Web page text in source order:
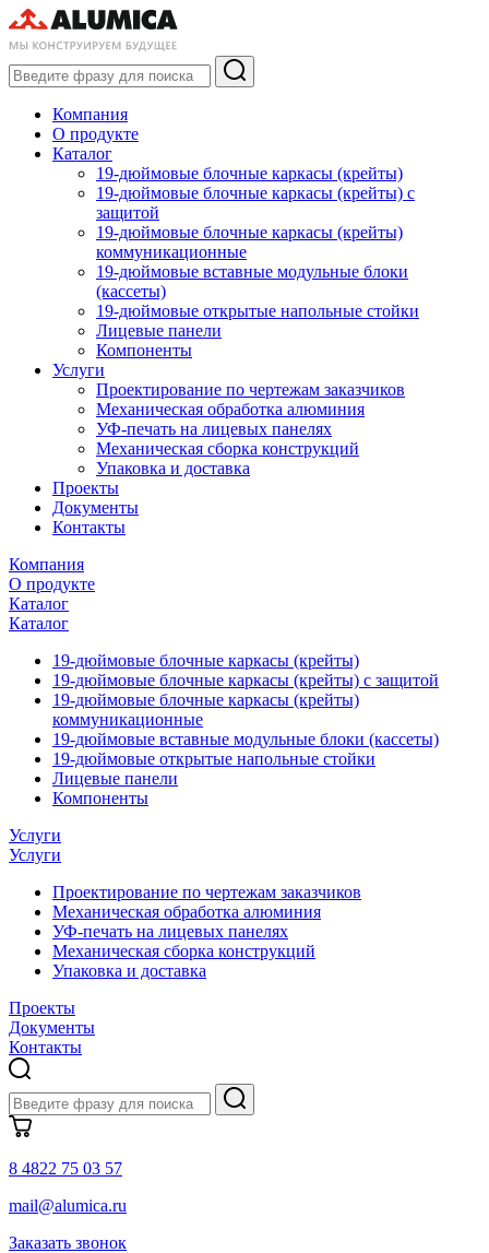
Компания
О продукте
Каталог
19-дюймовые блочные каркасы (крейты)
19-дюймовые блочные каркасы (крейты) с
защитой
19-дюймовые блочные каркасы (крейты)
коммуникационные
19-дюймовые вставные модульные блоки
(кассеты)
19-дюймовые открытые напольные стойки
Лицевые панели
Компоненты
Услуги
Проектирование по чертежам заказчиков
Механическая обработка алюминия
УФ-печать на лицевых панелях
Механическая сборка конструкций
Упаковка и доставка
Проекты
Документы
Контакты
Компания
О продукте
Каталог
Каталог
19-дюймовые блочные каркасы (крейты)
19-дюймовые блочные каркасы (крейты) с защитой
19-дюймовые блочные каркасы (крейты)
коммуникационные
19-дюймовые вставные модульные блоки (кассеты)
19-дюймовые открытые напольные стойки
Лицевые панели
Компоненты
Услуги
Услуги
Проектирование по чертежам заказчиков
Механическая обработка алюминия
УФ-печать на лицевых панелях
Механическая сборка конструкций
Упаковка и доставка
Проекты
Документы
Контакты
8 4822 75 03 57
mail@alumica.ru
Заказать звонок